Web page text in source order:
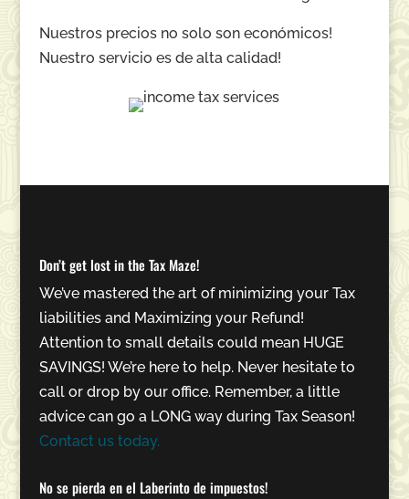
Nuestros precios no solo son económicos!
Nuestro servicio es de alta calidad!
Don’t get lost in the Tax Maze!
We’ve mastered the art of minimizing your Tax
liabilities and Maximizing your Refund!
Attention to small details could mean HUGE
SAVINGS! We’re here to help. Never hesitate to
call or drop by our office. Remember, a little
advice can go a LONG way during Tax Season!
Contact us today.
No se pierda en el Laberinto de impuestos!